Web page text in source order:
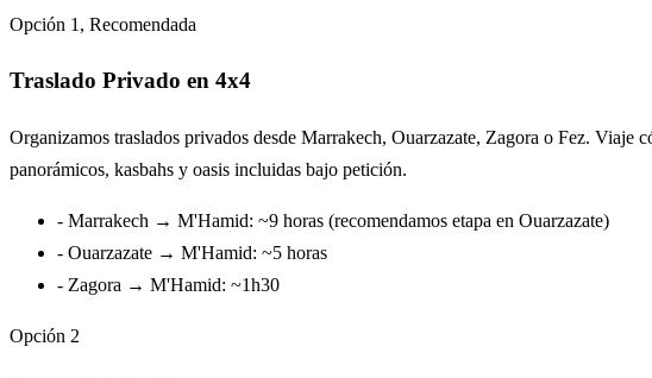
Opción 1, Recomendada
Traslado Privado en 4x4
Organizamos traslados privados desde Marrakech, Ouarzazate, Zagora o Fez. Viaje
panorámicos, kasbahs y oasis incluidas bajo petición.
- Marrakech → M'Hamid: ~9 horas (recomendamos etapa en Ouarzazate)
- Ouarzazate → M'Hamid: ~5 horas
- Zagora → M'Hamid: ~1h30
Opción 2